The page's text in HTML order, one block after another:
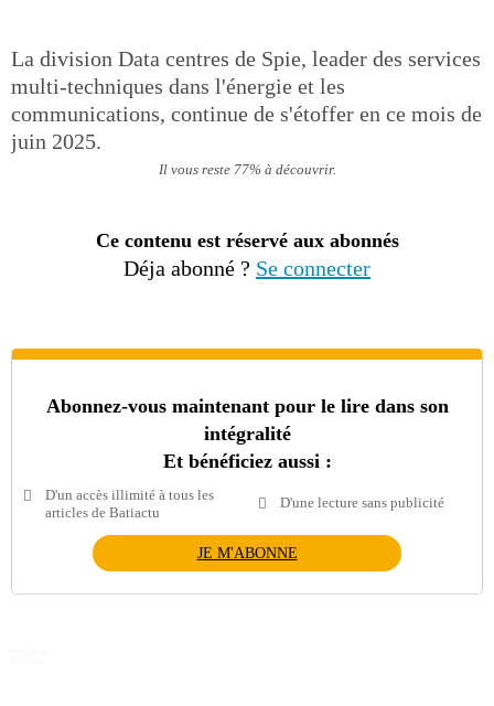
La division Data centres de Spie, leader des services
multi-techniques dans l'énergie et les
communications, continue de s'étoffer en ce mois de
juin 2025.
Il vous reste 77% à découvrir.
Ce contenu est réservé aux abonnés
Déja abonné ? Se connecter
Abonnez-vous maintenant pour le lire dans son
intégralité
Et bénéficiez aussi :
D'un accès illimité à tous les
articles de Batiactu
D'une lecture sans publicité
JE M'ABONNE